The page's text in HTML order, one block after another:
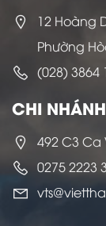
12 Hoàng
Phường
(028) 3864
CHI NHÁNH
492 C3 Ca
0275 2223